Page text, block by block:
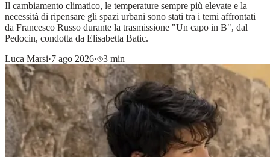
Il cambiamento climatico, le temperature sempre più elevate e la
necessità di ripensare gli spazi urbani sono stati tra i temi affrontati
da Francesco Russo durante la trasmissione "Un capo in B", dal
Pedocin, condotta da Elisabetta Batic.
Luca Marsi·7 ago 2026· 3 min